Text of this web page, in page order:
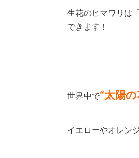
生花のヒマワリは
できます！
世界中で“太陽の
イエローやオレン